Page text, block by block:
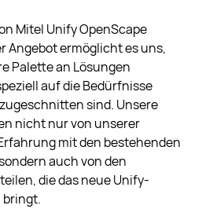
Mitel Unify OpenScape
Angebot ermöglicht es uns,
Palette an Lösungen
auf die Bedürfnisse
sind. Unsere
nicht nur von unserer
mit den bestehenden
auch von den
die das neue Unify-
bringt.